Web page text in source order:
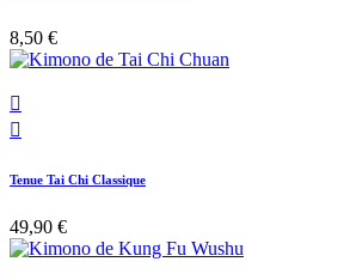
8,50 €


Tenue Tai Chi Classique
49,90 €